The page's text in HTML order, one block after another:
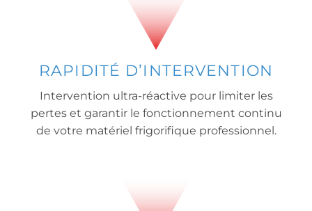
RAPIDITÉ D’INTERVENTION
Intervention ultra-réactive pour limiter les
pertes et garantir le fonctionnement continu
de votre matériel frigorifique professionnel.